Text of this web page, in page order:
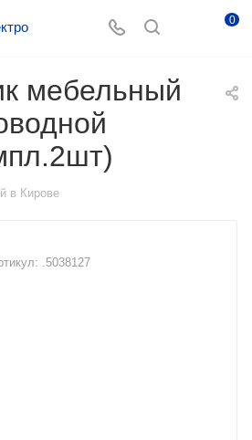
0
мебельный
в Кирове
.5038127